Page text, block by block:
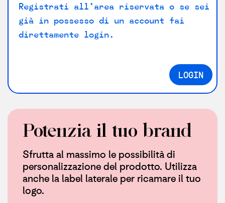
Registrati all’area riservata o se sei
già in possesso di un account fai
direttamente login.
LOGIN
Potenzia il tuo brand
Sfrutta al massimo le possibilità di
personalizzazione del prodotto. Utilizza
anche la label laterale per ricamare il tuo
logo.